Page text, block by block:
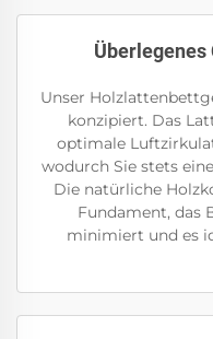
Unser
konzipiert. Das
optimale
wodurch Sie stets
Die natürliche
Fundament, das
minimiert und es